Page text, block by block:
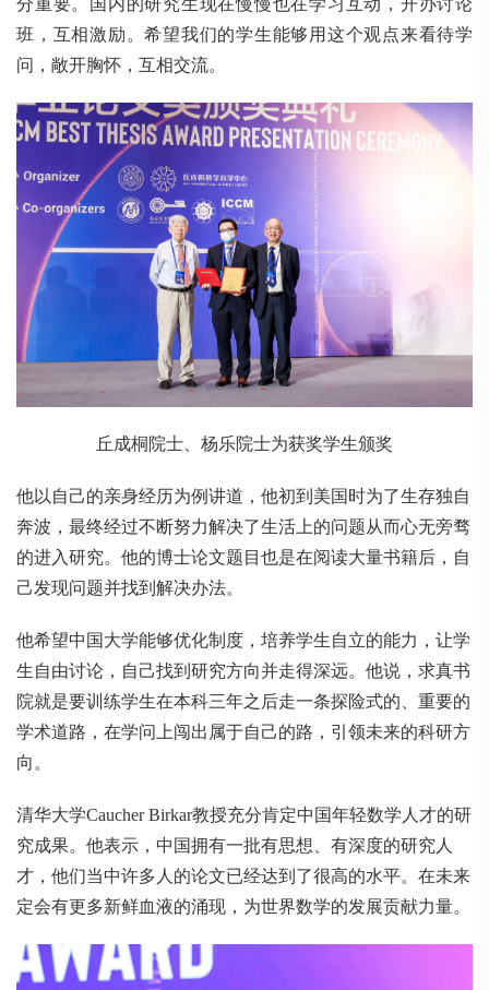
分重要。国内的研究生现在慢慢也在学习互动，开办讨论
班，互相激励。希望我们的学生能够用这个观点来看待学
问，敞开胸怀，互相交流。
丘成桐院士、杨乐院士为获奖学生颁奖
他以自己的亲身经历为例讲道，他初到美国时为了生存独自
奔波，最终经过不断努力解决了生活上的问题从而心无旁骛
的进入研究。他的博士论文题目也是在阅读大量书籍后，自
己发现问题并找到解决办法。
他希望中国大学能够优化制度，培养学生自立的能力，让学
生自由讨论，自己找到研究方向并走得深远。他说，求真书
院就是要训练学生在本科三年之后走一条探险式的、重要的
学术道路，在学问上闯出属于自己的路，引领未来的科研方
向。
清华大学Caucher Birkar教授充分肯定中国年轻数学人才的研
究成果。他表示，中国拥有一批有思想、有深度的研究人
才，他们当中许多人的论文已经达到了很高的水平。在未来
定会有更多新鲜血液的涌现，为世界数学的发展贡献力量。